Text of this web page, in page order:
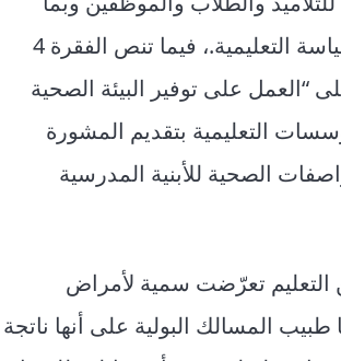
يخدم أهداف السياسة ‏التعليمية.‏، فيما تنص الفقرة 4
“العمل على توفير البيئة الصحية
التعليمية بتقديم المشورة
الصحية للأبنية المدرسية
التعليم تعرّضت سمية لأمراض
المسالك البولية على أنها ناتجة